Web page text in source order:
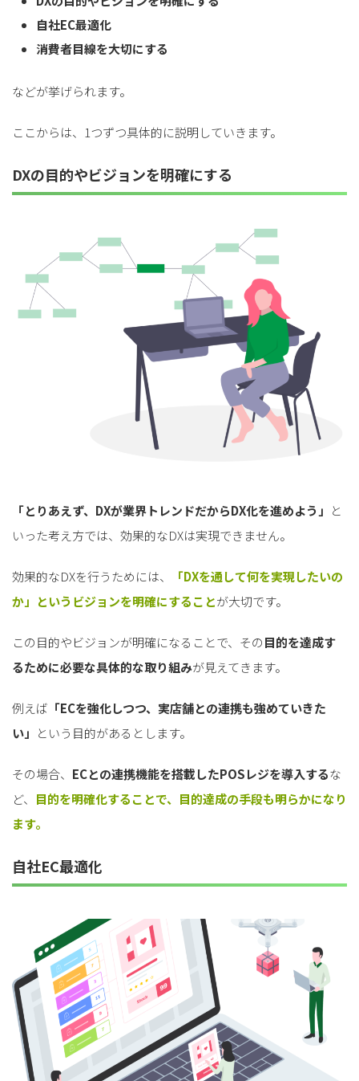
自社EC最適化
消費者目線を大切にする
などが挙げられます。
ここからは、1つずつ具体的に説明していきます。
DXの目的やビジョンを明確にする
「とりあえず、DXが業界トレンドだからDX化を進めよう」 と
いった考え方では、効果的なDXは実現できません。
効果的なDXを行うためには、
「DXを通して何を実現したいの
か」というビジョンを明確にすることが大切です。
この目的やビジョンが明確になることで、その目的を達成す
るために必要な具体的な取り組みが見えてきます。
例えば 「ECを強化しつつ、実店舗との連携も強めていきた
い」 という目的があるとします。
その場合、 ECとの連携機能を搭載したPOSレジを導入するな
ど、 目的を明確化することで、目的達成の手段も明らかになり
ます。
自社EC最適化
for Retail 小売業の方向けサービス
資料ダウンロードの一覧へ
資料ダウンロードの一覧へ
for Retail 小売業の方向けサービス
お問い合わせフォームへ
お問い合わせフォームへ